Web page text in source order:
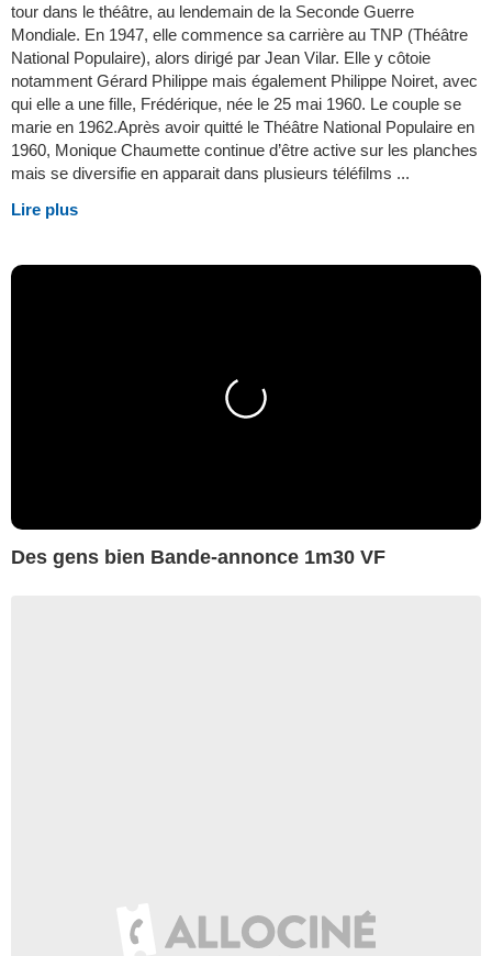
tour dans le théâtre, au lendemain de la Seconde Guerre
Mondiale. En 1947, elle commence sa carrière au TNP (Théâtre
National Populaire), alors dirigé par Jean Vilar. Elle y côtoie
notamment Gérard Philippe mais également Philippe Noiret, avec
qui elle a une fille, Frédérique, née le 25 mai 1960. Le couple se
marie en 1962.Après avoir quitté le Théâtre National Populaire en
1960, Monique Chaumette continue d’être active sur les planches
mais se diversifie en apparait dans plusieurs téléfilms ...
Lire plus
Des gens bien Bande-annonce 1m30 VF